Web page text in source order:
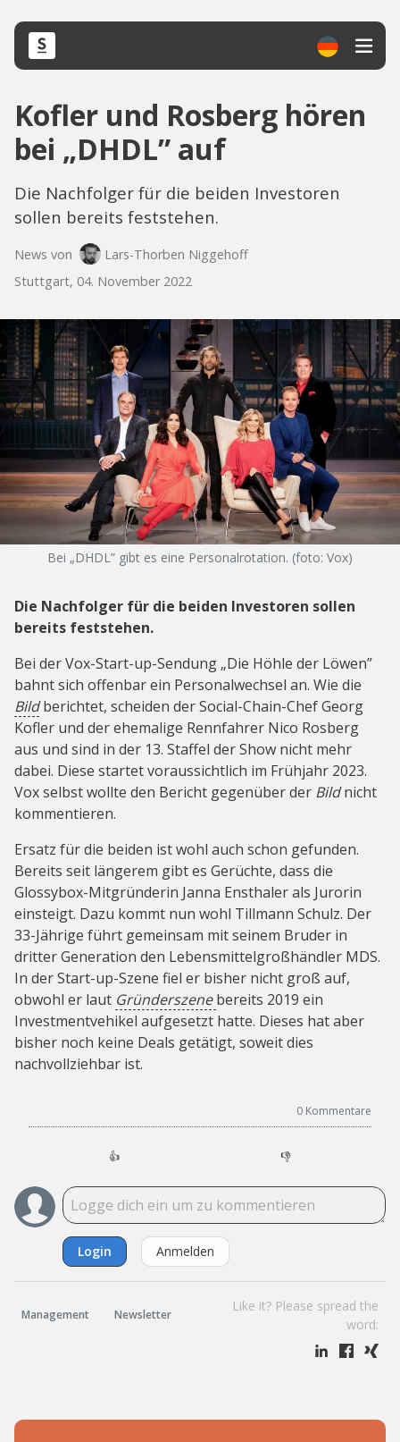
Kofler und Rosberg hören
bei „DHDL” auf
Die Nachfolger für die beiden Investoren
sollen bereits feststehen.
News von
Lars-Thorben Niggehoff
Stuttgart, 04. November 2022
Bei „DHDL” gibt es eine Personalrotation. (foto: Vox)
Die Nachfolger für die beiden Investoren sollen
bereits feststehen.
Bei der Vox-Start-up-Sendung „Die Höhle der Löwen”
bahnt sich offenbar ein Personalwechsel an. Wie die
Bildberichtet, scheiden der Social-Chain-Chef Georg
Kofler und der ehemalige Rennfahrer Nico Rosberg
aus und sind in der 13. Staffel der Show nicht mehr
dabei. Diese startet voraussichtlich im Frühjahr 2023.
Vox selbst wollte den Bericht gegenüber der Bildnicht
kommentieren.
Ersatz für die beiden ist wohl auch schon gefunden.
Bereits seit längerem gibt es Gerüchte, dass die
Glossybox-Mitgründerin Janna Ensthaler als Jurorin
einsteigt. Dazu kommt nun wohl Tillmann Schulz. Der
33-Jährige führt gemeinsam mit seinem Bruder in
dritter Generation den Lebensmittelgroßhändler MDS.
In der Start-up-Szene fiel er bisher nicht groß auf,
obwohl er laut Gründerszenebereits 2019 ein
Investmentvehikel aufgesetzt hatte. Dieses hat aber
bisher noch keine Deals getätigt, soweit dies
nachvollziehbar ist.
0 Kommentare
👍 👎
Login Anmelden
Management Newsletter
Like it? Please spread the
word: